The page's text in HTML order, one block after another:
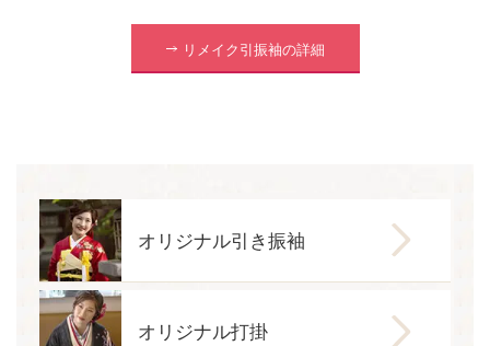
リメイク引振袖の詳細
オリジナル引き振袖
オリジナル打掛